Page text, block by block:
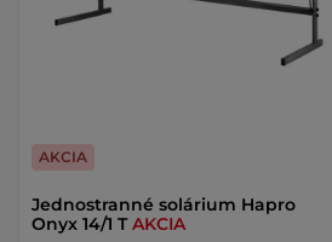
Jednostranné solárium Hapro
Onyx 14/1 TAKCIA
AKCIA